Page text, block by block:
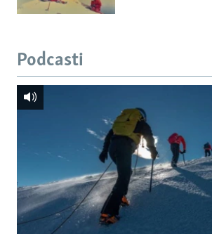
Podcasti